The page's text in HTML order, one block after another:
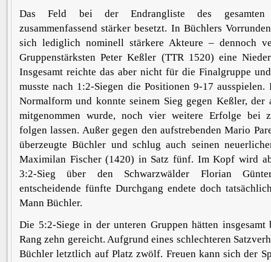
Das Feld bei der Endrangliste des gesamten
zusammenfassend stärker besetzt. In Büchlers
sich lediglich nominell stärkere Akteure – dennoch
Gruppenstärksten Peter Keßler (TTR 1520) eine
Insgesamt reichte das aber nicht für die Finalgruppe
musste nach 1:2-Siegen die Positionen 9-17
Normalform und konnte seinem Sieg gegen Keßler, der
mitgenommen wurde, noch vier weitere Erfolge bei
folgen lassen. Außer gegen den aufstrebenden Mario
überzeugte Büchler und schlug auch seinen
Maximilan Fischer (1420) in Satz fünf. Im Kopf wird
3:2-Sieg über den Schwarzwälder Florian
entscheidende fünfte Durchgang endete doch
Mann Büchler.
Die 5:2-Siege in der unteren Gruppen hätten insgesamt
Rang zehn gereicht. Aufgrund eines schlechteren
Büchler letztlich auf Platz zwölf. Freuen kann sich der